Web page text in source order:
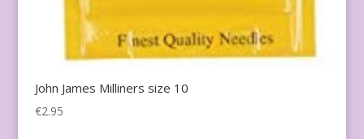
John James Milliners size 10
€2.95